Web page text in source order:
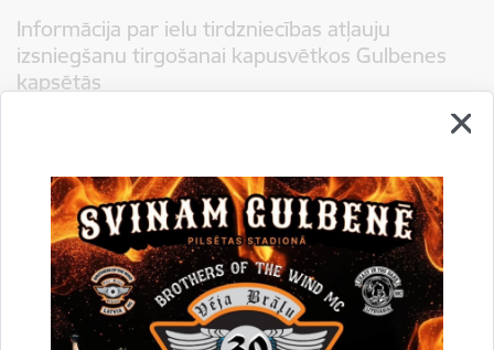
Informācija par ielu tirdzniecības atļauju
izsniegšanu tirgošanai kapusvētkos Gulbenes
kapsētās
pilsētas vecajos kapos un Tanslavu (jaunos)…
Tirdzniecības atļaujas
Drukāt lapu